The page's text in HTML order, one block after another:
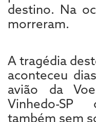
destino. Na
morreram.
A tragédia
aconteceu
avião da
Vinhedo-
também sem